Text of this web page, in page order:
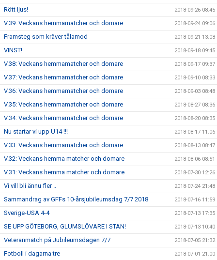
Rött ljus! 2018-09-26 08:45
V.39: Veckans hemmamatcher och domare 2018-09-24 09:06
Framsteg som kräver tålamod 2018-09-21 13:08
VINST! 2018-09-18 09:45
V.38: Veckans hemmamatcher och domare 2018-09-17 09:37
V.37: Veckans hemmamatcher och domare 2018-09-10 08:33
V.36: Veckans hemmamatcher och domare 2018-09-03 08:48
V.35: Veckans hemmamatcher och domare 2018-08-27 08:36
V.34: Veckans hemmamatcher och domare 2018-08-20 08:35
Nu startar vi upp U14 !!! 2018-08-17 11:06
V.33: Veckans hemmamatcher och domare 2018-08-13 08:47
V.32: Veckans hemma matcher och domare 2018-08-06 08:51
V.31: Veckans hemma matcher och domare 2018-07-30 12:26
Vi vill bli ännu fler .. 2018-07-24 21:48
Sammandrag av GFFs 10-årsjubileumsdag 7/7 2018 2018-07-16 11:59
Sverige-USA 4-4 2018-07-13 17:35
SE UPP GÖTEBORG, GLUMSLÖVARE I STAN! 2018-07-13 10:40
Veteranmatch på Jubileumsdagen 7/7 2018-07-05 21:32
Fotboll i dagarna tre 2018-07-01 21:00